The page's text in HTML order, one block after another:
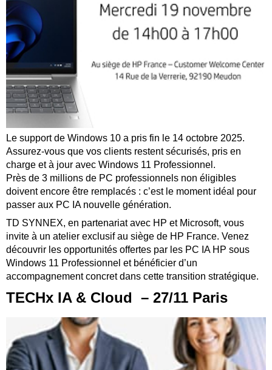
Le support de Windows 10 a pris fin le 14 octobre 2025.
Assurez-vous que vos clients restent sécurisés, pris en
charge et à jour avec Windows 11 Professionnel.
Près de 3 millions de PC professionnels non éligibles
doivent encore être remplacés : c’est le moment idéal pour
passer aux PC IA nouvelle génération.
TD SYNNEX, en partenariat avec HP et Microsoft, vous
invite à un atelier exclusif au siège de HP France. Venez
découvrir les opportunités offertes par les PC IA HP sous
Windows 11 Professionnel et bénéficier d’un
accompagnement concret dans cette transition stratégique.
TECHx IA & Cloud – 27/11 Paris